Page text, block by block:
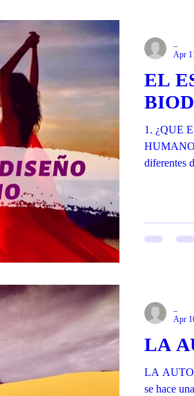
EL
1. ¿QUE
HUMANO
diferentes
Apr
LA
LA
se hace
Apr